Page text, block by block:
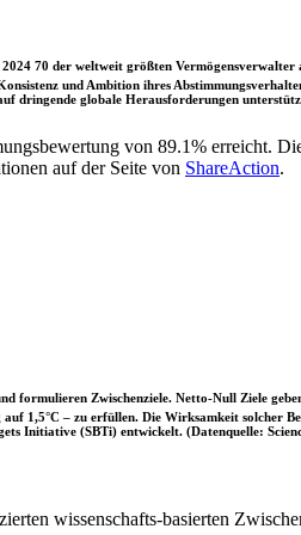
70 der weltweit größten
und Ambition ihres
dringende globale Herausforderungen
von 89.1% erreicht.
auf der Seite von ShareAction.
formulieren Zwischenziele. Netto-Null Ziele
1,5°C – zu erfüllen. Die Wirksamkeit solcher
Initiative (SBTi) entwickelt. (Datenquelle:
wissenschafts-basierten